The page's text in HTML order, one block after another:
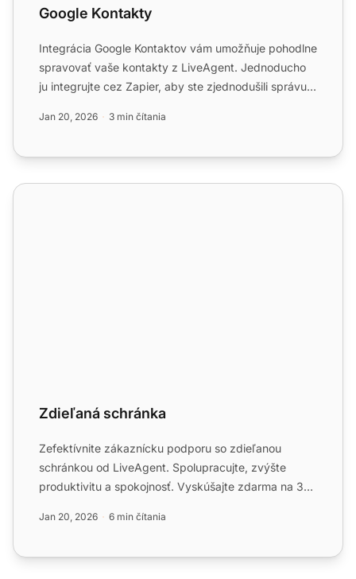
Google Kontakty
Integrácia Google Kontaktov vám umožňuje pohodlne
spravovať vaše kontakty z LiveAgent. Jednoducho
ju integrujte cez Zapier, aby ste zjednodušili správu
Jan 20, 2026 3 min čítania
Zdieľaná schránka
Zdieľaná schránka
Zefektívnite zákaznícku podporu so zdieľanou
schránkou od LiveAgent. Spolupracujte, zvýšte
produktivitu a spokojnosť. Vyskúšajte zdarma na 30
Jan 20, 2026 6 min čítania